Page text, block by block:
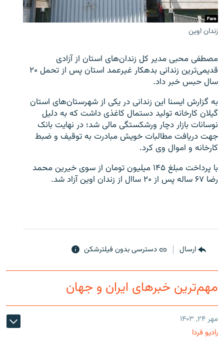
زندان اوین
مصطفی محبی مدیر کل زندان‌های استان از آزادی
قدیمی‌ترین زندانی بدهکار غیرعمد استان پس از تحمل ۲۰
سال حبس خبر داد.
به گزارش ایسنا این زندانی در یکی از شهرستان‌های استان
گیلان کارخانه تولید دستمال کاغذی داشت که به دلیل
نوسانات بازار دچار ورشکستگی مالی شد؛ در نهایت بانک
جهت دریافت مطالبات خویش مبادرت به توقیف و ضبط
کارخانه و اموال وی کرد.
با پرداخت مبلغ ۱۴۵ میلیون تومان از سوی خیرین محمد
رضا ۶۷ ساله پس از ۲۰ ساال از زندان اوین آزاد شد.
ارسال دسترسی بدون فیلترشکن
مهم‌ترین خبرهای ایران و جهان
مهر ۲۴, ۱۴۰۳
رادیو فردا